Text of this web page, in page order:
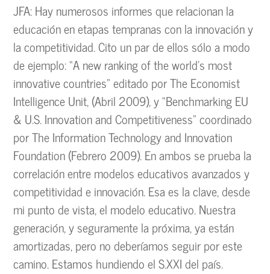
JFA: Hay numerosos informes que relacionan la
educación en etapas tempranas con la innovación y
la competitividad. Cito un par de ellos sólo a modo
de ejemplo: “A new ranking of the world’s most
innovative countries” editado por The Economist
Intelligence Unit, (Abril 2009), y “Benchmarking EU
& U.S. Innovation and Competitiveness” coordinado
por The Information Technology and Innovation
Foundation (Febrero 2009). En ambos se prueba la
correlación entre modelos educativos avanzados y
competitividad e innovación. Esa es la clave, desde
mi punto de vista, el modelo educativo. Nuestra
generación, y seguramente la próxima, ya están
amortizadas, pero no deberíamos seguir por este
camino. Estamos hundiendo el S.XXI del país.